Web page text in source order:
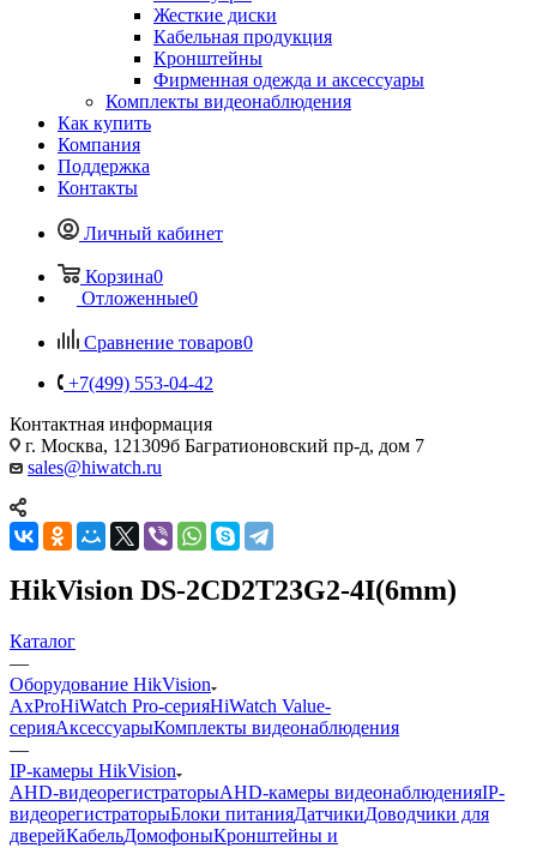
Жесткие диски
Кабельная продукция
Кронштейны
Фирменная одежда и аксессуары
Комплекты видеонаблюдения
Как купить
Компания
Поддержка
Контакты
Личный кабинет
Корзина0
Отложенные0
Сравнение товаров0
+7(499) 553-04-42
Контактная информация
г. Москва, 121309б Багратионовский пр-д, дом 7
sales@hiwatch.ru
HikVision DS-2CD2T23G2-4I(6mm)
Каталог
—
Оборудование HikVision
AxProHiWatch Pro-серияHiWatch Value-
серияАксессуарыКомплекты видеонаблюдения
—
IP-камеры HikVision
AHD-видеорегистраторыAHD-камеры видеонаблюденияIP-
видеорегистраторыБлоки питанияДатчикиДоводчики для
дверейКабельДомофоныКронштейны и